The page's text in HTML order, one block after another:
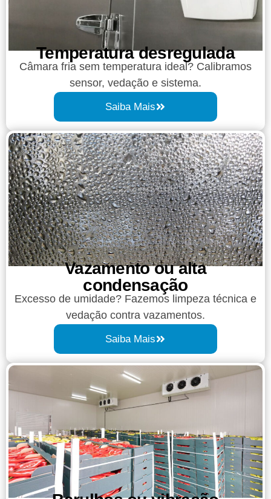
Temperatura desregulada
Câmara fria sem temperatura ideal? Calibramos
sensor, vedação e sistema.
Saiba Mais
Vazamento ou alta
condensação​
Excesso de umidade? Fazemos limpeza técnica e
vedação contra vazamentos.
Saiba Mais